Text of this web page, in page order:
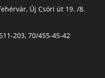
Új Csóri út 19. /8.
203, 70/455-45-42